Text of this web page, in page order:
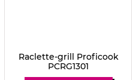
Raclette-grill Proficook
PCRG1301